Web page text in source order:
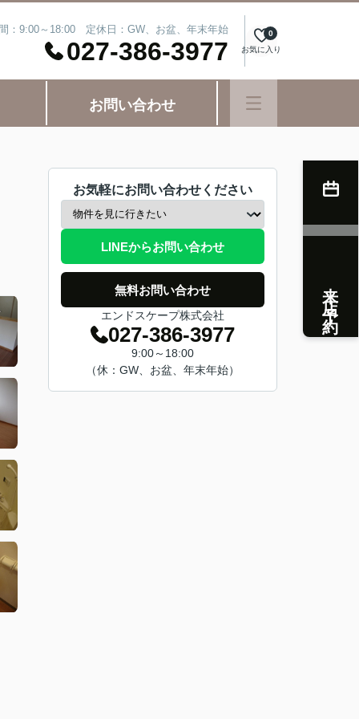
：9:00～18:00 定休日：GW、お盆、年末年始
027-386-3977 お気に入り
0
お問い合わせ
お気軽にお問い合わせください
LINEからお問い合わせ
無料お問い合わせ
エンドスケープ株式会社
027-386-3977
9:00～18:00
（休：GW、お盆、年末年始）
来店予約